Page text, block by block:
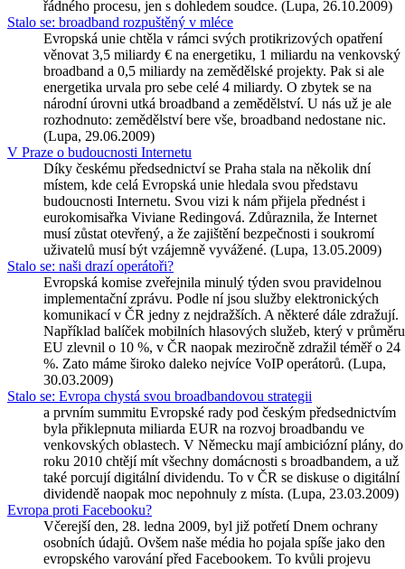
řádného procesu, jen s dohledem soudce. (Lupa, 26.10.2009)
Stalo se: broadband rozpuštěný v mléce
Evropská unie chtěla v rámci svých protikrizových opatření
věnovat 3,5 miliardy € na energetiku, 1 miliardu na venkovský
broadband a 0,5 miliardy na zemědělské projekty. Pak si ale
energetika urvala pro sebe celé 4 miliardy. O zbytek se na
národní úrovni utká broadband a zemědělství. U nás už je ale
rozhodnuto: zemědělství bere vše, broadband nedostane nic.
(Lupa, 29.06.2009)
V Praze o budoucnosti Internetu
Díky českému předsednictví se Praha stala na několik dní
místem, kde celá Evropská unie hledala svou představu
budoucnosti Internetu. Svou vizi k nám přijela přednést i
eurokomisařka Viviane Redingová. Zdůraznila, že Internet
musí zůstat otevřený, a že zajištění bezpečnosti i soukromí
uživatelů musí být vzájemně vyvážené. (Lupa, 13.05.2009)
Stalo se: naši drazí operátoři?
Evropská komise zveřejnila minulý týden svou pravidelnou
implementační zprávu. Podle ní jsou služby elektronických
komunikací v ČR jedny z nejdražších. A některé dále zdražují.
Například balíček mobilních hlasových služeb, který v průměru
EU zlevnil o 10 %, v ČR naopak meziročně zdražil téměř o 24
%. Zato máme široko daleko nejvíce VoIP operátorů. (Lupa,
30.03.2009)
Stalo se: Evropa chystá svou broadbandovou strategii
a prvním summitu Evropské rady pod českým předsednictvím
byla přiklepnuta miliarda EUR na rozvoj broadbandu ve
venkovských oblastech. V Německu mají ambiciózní plány, do
roku 2010 chtějí mít všechny domácnosti s broadbandem, a už
také porcují digitální dividendu. To v ČR se diskuse o digitální
dividendě naopak moc nepohnuly z místa. (Lupa, 23.03.2009)
Evropa proti Facebooku?
Včerejší den, 28. ledna 2009, byl již potřetí Dnem ochrany
osobních údajů. Ovšem naše média ho pojala spíše jako den
evropského varování před Facebookem. To kvůli projevu